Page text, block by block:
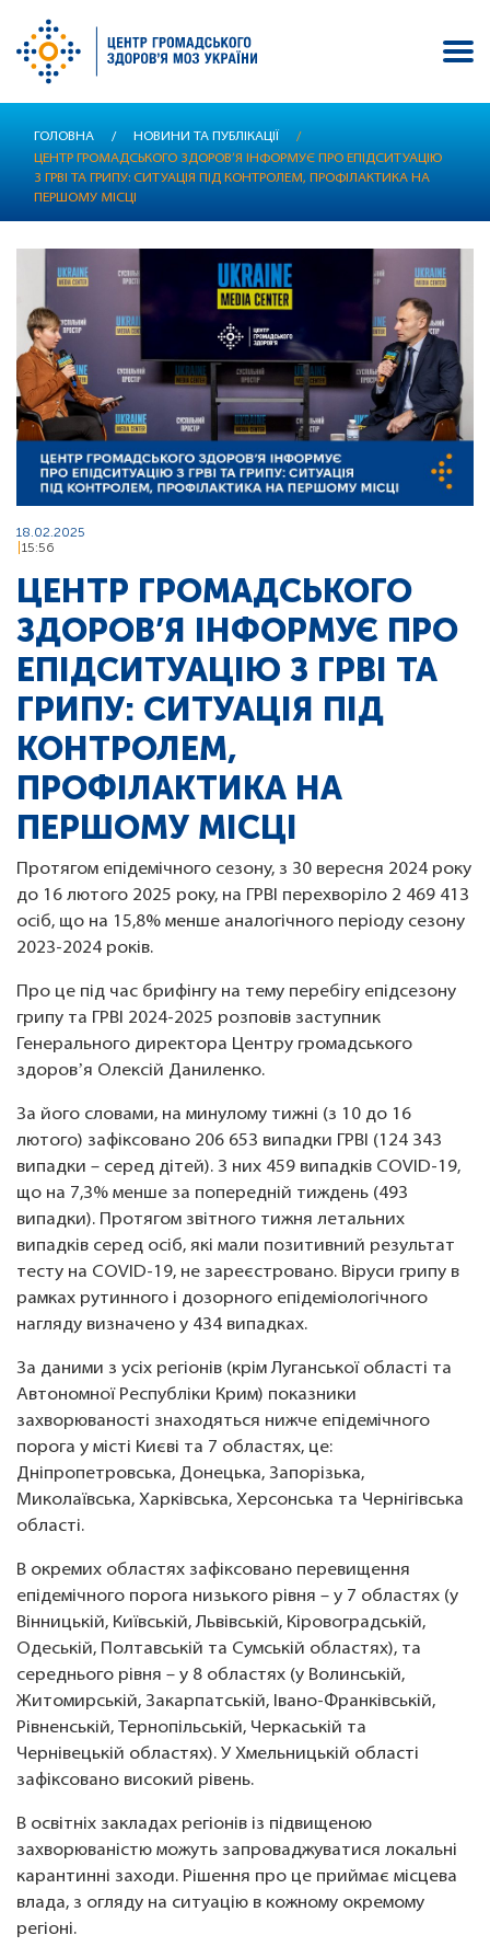
основного
вмісту
ГОЛОВНА / НОВИНИ ТА ПУБЛІКАЦІЇ
/
ЦЕНТР ГРОМАДСЬКОГО ЗДОРОВ’Я ІНФОРМУЄ ПРО ЕПІДСИТУАЦІЮ
З ГРВІ ТА ГРИПУ: СИТУАЦІЯ ПІД КОНТРОЛЕМ, ПРОФІЛАКТИКА НА
ПЕРШОМУ МІСЦІ
18.02.2025
15:56
ЦЕНТР ГРОМАДСЬКОГО
ЗДОРОВ’Я ІНФОРМУЄ ПРО
ЕПІДСИТУАЦІЮ З ГРВІ ТА
ГРИПУ: СИТУАЦІЯ ПІД
КОНТРОЛЕМ,
ПРОФІЛАКТИКА НА
ПЕРШОМУ МІСЦІ
Протягом епідемічного сезону, з 30 вересня 2024 року
до 16 лютого 2025 року, на ГРВІ перехворіло 2 469 413
осіб, що на 15,8% менше аналогічного періоду сезону
2023-2024 років.
Про це під час брифінгу на тему перебігу епідсезону
грипу та ГРВІ 2024-2025 розповів заступник
Генерального директора Центру громадського
здоровʼя Олексій Даниленко.
За його словами, на минулому тижні (з 10 до 16
лютого) зафіксовано 206 653 випадки ГРВІ (124 343
випадки – серед дітей). З них 459 випадків COVID-19,
що на 7,3% менше за попередній тиждень (493
випадки). Протягом звітного тижня летальних
випадків серед осіб, які мали позитивний результат
тесту на COVID-19, не зареєстровано. Віруси грипу в
рамках рутинного і дозорного епідеміологічного
нагляду визначено у 434 випадках.
За даними з усіх регіонів (крім Луганської області та
Автономної Республіки Крим) показники
захворюваності знаходяться нижче епідемічного
порога у місті Києві та 7 областях, це:
Дніпропетровська, Донецька, Запорізька,
Миколаївська, Харківська, Херсонська та Чернігівська
області.
В окремих областях зафіксовано перевищення
епідемічного порога низького рівня – у 7 областях (у
Вінницькій, Київській, Львівській, Кіровоградській,
Одеській, Полтавській та Сумській областях), та
середнього рівня – у 8 областях (у Волинській,
Житомирській, Закарпатській, Івано-Франківській,
Рівненській, Тернопільській, Черкаській та
Чернівецькій областях). У Хмельницькій області
зафіксовано високий рівень.
В освітніх закладах регіонів із підвищеною
захворюваністю можуть запроваджуватися локальні
карантинні заходи. Рішення про це приймає місцева
влада, з огляду на ситуацію в кожному окремому
регіоні.